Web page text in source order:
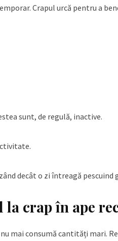
Crapul urcă pentru a
sunt, de regulă, inactive.
decât o zi întreagă pescuind
la crap în ape
mai consumă cantități mari.